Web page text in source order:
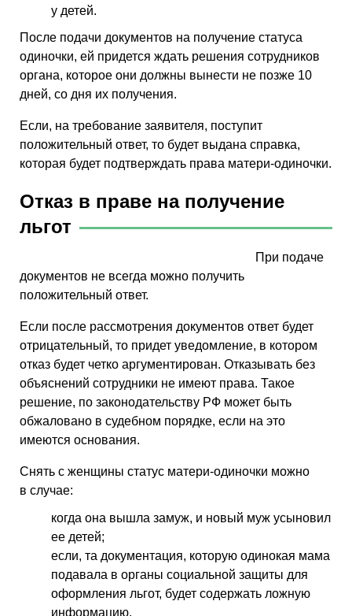
у детей.
После подачи документов на получение статуса
одиночки, ей придется ждать решения сотрудников
органа, которое они должны вынести не позже 10
дней, со дня их получения.
Если, на требование заявителя, поступит
положительный ответ, то будет выдана справка,
которая будет подтверждать права матери-одиночки.
Отказ в праве на получение
льгот
При подаче
документов не всегда можно получить
положительный ответ.
Если после рассмотрения документов ответ будет
отрицательный, то придет уведомление, в котором
отказ будет четко аргументирован. Отказывать без
объяснений сотрудники не имеют права. Такое
решение, по законодательству РФ может быть
обжаловано в судебном порядке, если на это
имеются основания.
Снять с женщины статус матери-одиночки можно
в случае:
когда она вышла замуж, и новый муж усыновил
ее детей;
если, та документация, которую одинокая мама
подавала в органы социальной защиты для
оформления льгот, будет содержать ложную
информацию.